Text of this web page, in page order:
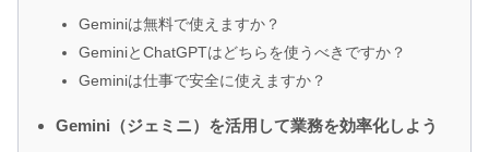
Geminiは無料で使えますか？
GeminiとChatGPTはどちらを使うべきですか？
Geminiは仕事で安全に使えますか？
Gemini（ジェミニ）を活用して業務を効率化しよう